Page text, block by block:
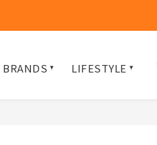
BRANDS LIFESTYLE